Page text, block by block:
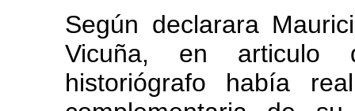
Según declarara
Vicuña, en articulo
historiógrafo había